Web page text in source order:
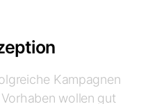
Kampagnen
wollen gut